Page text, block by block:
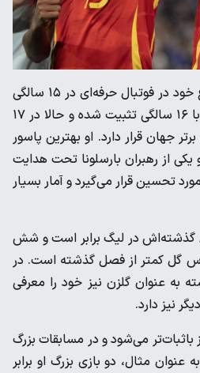
وینگر بارسلونا از زمان شروع خود در فوتبال حرفه‌ای در ۱۵ سالگی
پیشرفت چشم‌گیری داشته، با ۱۶ سالگی تثبیت شده و حالا در ۱۷
جهان قرار دارد. او بهترین پاسور
برد و یکی از رهبران بارسلونا تحت هدایت
تحسین قرار می‌گیرد و آمار بسیار
گذشته‌اش در لیگ برابر است و شش
گل کمتر از فصل گذشته است. در
به عنوان گلزن نیز خود را معرفی
نیز دارد.
باثبات‌تر می‌شود و در مسابقات بزرگ
عنوان مثال، دو بازی بزرگ او برابر